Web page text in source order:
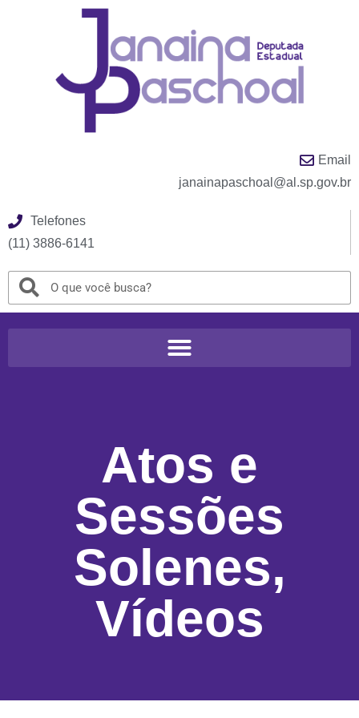
Email
janainapaschoal@al.sp.gov.br
Telefones
(11) 3886-6141
Atos e
Sessões
Solenes,
Vídeos